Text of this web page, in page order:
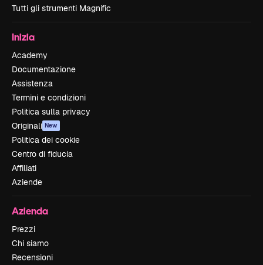
Tutti gli strumenti Magnific
Inizia
Academy
Documentazione
Assistenza
Termini e condizioni
Politica sulla privacy
Originali New
Politica dei cookie
Centro di fiducia
Affiliati
Aziende
Azienda
Prezzi
Chi siamo
Recensioni